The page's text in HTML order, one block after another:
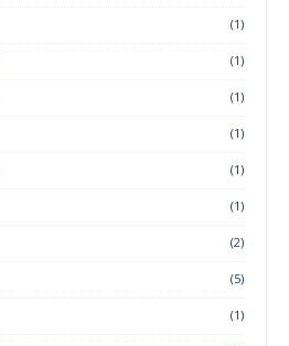
(1)
(1)
(1)
(1)
(1)
(1)
(2)
(5)
(1)